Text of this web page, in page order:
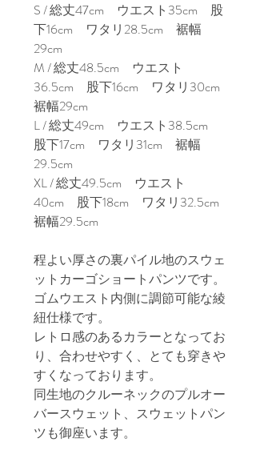
S / 総丈47cm　ウエスト35cm　股
下16cm　ワタリ28.5cm　裾幅
29cm
M / 総丈48.5cm　ウエスト
36.5cm　股下16cm　ワタリ30cm
裾幅29cm
L / 総丈49cm　ウエスト38.5cm
股下17cm　ワタリ31cm　裾幅
29.5cm
XL / 総丈49.5cm　ウエスト
40cm　股下18cm　ワタリ32.5cm
裾幅29.5cm
程よい厚さの裏パイル地のスウェ
ットカーゴショートパンツです。
ゴムウエスト内側に調節可能な綾
紐仕様です。
レトロ感のあるカラーとなってお
り、合わせやすく、とても穿きや
すくなっております。
同生地のクルーネックのプルオー
バースウェット、スウェットパン
ツも御座います。